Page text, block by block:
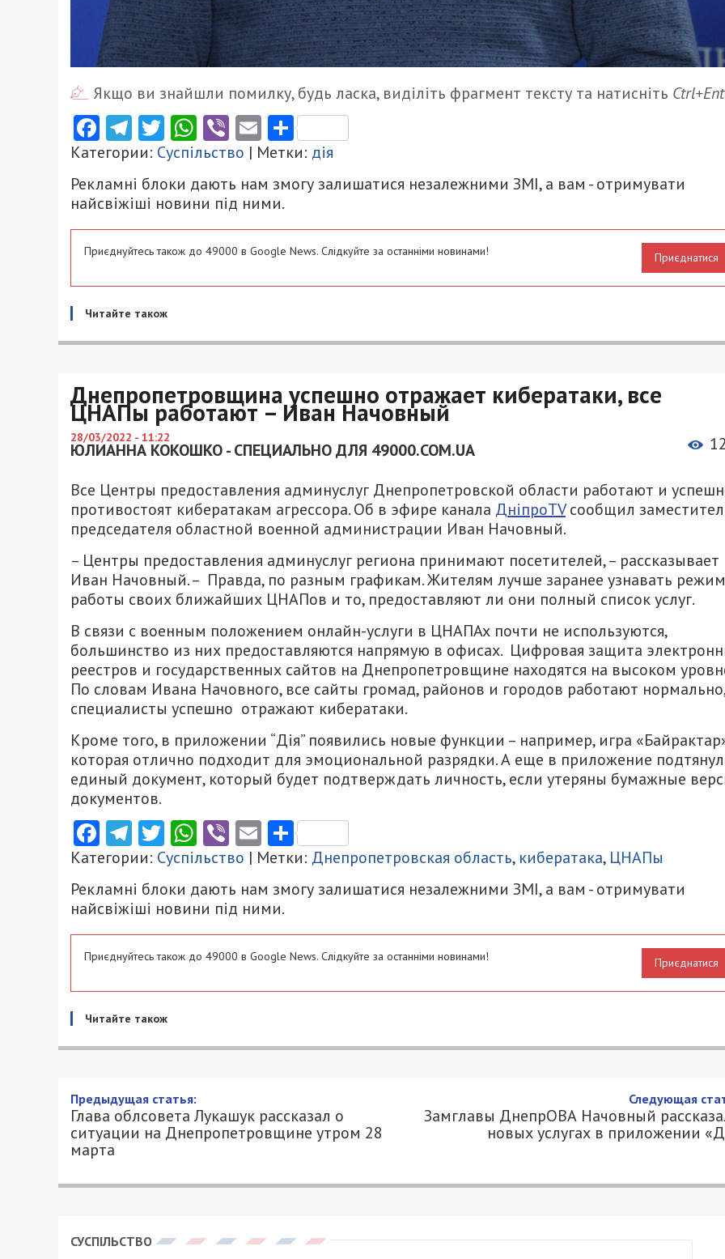
Якщо ви знайшли помилку, будь ласка, виділіть фрагмент тексту та натисніть
Facebook
Telegram
Twitter
WhatsApp
ViberEmailПоділитися
Категории: Суспільство | Метки: дія
Рекламні блоки дають нам змогу залишатися незалежними ЗМІ, а вам - отримувати
найсвіжіші новини під ними.
Приєднуйтесь також до 49000 в Google News. Слідкуйте за останніми новинами! Приєднатися
Читайте також
Днепропетровщина успешно отражает кибератаки, все
ЦНАПы работают – Иван Начовный
28/03/2022 - 11:22
ЮЛИАННА КОКОШКО - СПЕЦИАЛЬНО ДЛЯ 49000.COM.UA
Все Центры предоставления админуслуг Днепропетровской области работают и
противостоят кибератакам агрессора. Об в эфире канала ДніпроTVсообщил
председателя областной военной администрации Иван Начовный.
– Центры предоставления админуслуг региона принимают посетителей, – рассказывает
Иван Начовный. – Правда, по разным графикам. Жителям лучше заранее узнавать режим
работы своих ближайших ЦНАПов и то, предоставляют ли они полный список услуг.
В связи с военным положением онлайн-услуги в ЦНАПАх почти не используются,
большинство из них предоставляются напрямую в офисах. Цифровая защита
реестров и государственных сайтов на Днепропетровщине находятся на высоком
По словам Ивана Начовного, все сайты громад, районов и городов работают нормально,
специалисты успешно отражают кибератаки.
Кроме того, в приложении “Дія” появились новые функции – например, игра
которая отлично подходит для эмоциональной разрядки. А еще в приложение
единый документ, который будет подтверждать личность, если утеряны бумажные
документов.
Facebook
Telegram
Twitter
WhatsApp
ViberEmailПоділитися
Категории: Суспільство | Метки: Днепропетровская область, кибератака, ЦНАПы
Рекламні блоки дають нам змогу залишатися незалежними ЗМІ, а вам - отримувати
найсвіжіші новини під ними.
Приєднуйтесь також до 49000 в Google News. Слідкуйте за останніми новинами! Приєднатися
Читайте також
Предыдущая статья:
Глава облсовета Лукашук рассказал о
ситуации на Днепропетровщине утром 28
марта
Следующая
Замглавы ДнепрОВА Начовный
новых услугах в приложении
СУСПІЛЬСТВО